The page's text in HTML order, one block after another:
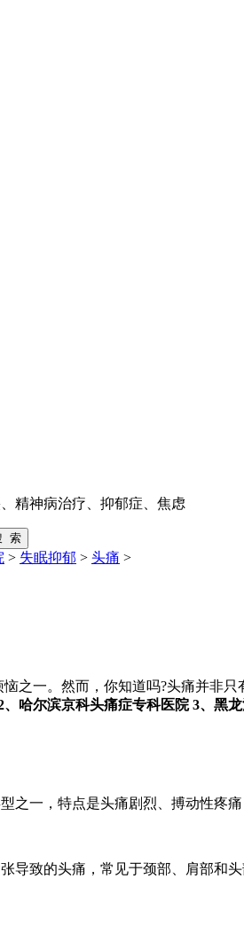
精神病治疗、抑郁症、焦虑
> 失眠抑郁 > 头痛 >
一。然而，你知道吗?头痛并非只
哈尔滨京科头痛症专科医院 3、黑龙
一，特点是头痛剧烈、搏动性疼痛
致的头痛，常见于颈部、肩部和头